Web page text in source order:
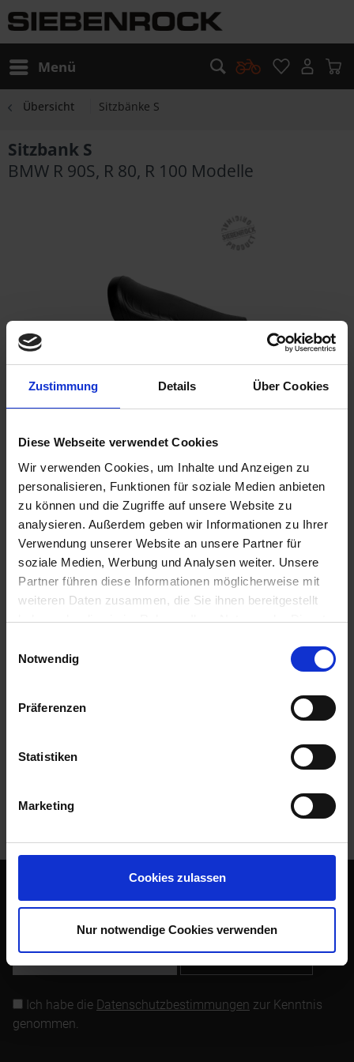
Zustimmung Details Über Cookies
Diese Webseite verwendet Cookies
Wir verwenden Cookies, um Inhalte und Anzeigen zu
personalisieren, Funktionen für soziale Medien anbieten
zu können und die Zugriffe auf unsere Website zu
analysieren. Außerdem geben wir Informationen zu Ihrer
Verwendung unserer Website an unsere Partner für
soziale Medien, Werbung und Analysen weiter. Unsere
Partner führen diese Informationen möglicherweise mit
weiteren Daten zusammen, die Sie ihnen bereitgestellt
haben oder die sie im Rahmen Ihrer Nutzung der Dienste
Cookies, wenn Sie unsere Webseite weiterhin nutzen.
Notwendig
Präferenzen
Statistiken
Marketing
Cookies zulassen
Nur notwendige Cookies verwenden
Menü
Übersicht Sitzbänke S
Sitzbank S
BMW R 90S, R 80, R 100 Modelle
595,00 €
Sofort versandfertig, Lieferzeit ca. 2-4 Werktage innerhalb
Deutschlands
In den Warenkorb
Merken Bewerten
Artikel Nr.: 5253836
Beschreibung
mehr
Bewertungen lesen, schreiben und diskutieren...
mehr
Abonnieren Sie den kostenlosen Newsletter und verpassen
Ich habe die Datenschutzbestimmungen zur Kenntnis
genommen.